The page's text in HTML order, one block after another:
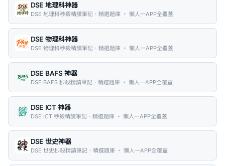
DSE 地理科神器
DSE 地理科秒殺精讀筆記．精選題庫 ・ 懶人一APP全覆蓋
DSE 物理科神器
DSE 物理科秒殺精讀筆記．精選題庫 ・ 懶人一APP全覆蓋
DSE BAFS 神器
DSE BAFS 秒殺精讀筆記．精選題庫 ・ 懶人一APP全覆蓋
DSE ICT 神器
DSE ICT 秒殺精讀筆記．精選題庫 ・ 懶人一APP全覆蓋
DSE 世史神器
DSE 世史秒殺精讀筆記．精選題庫 ・ 懶人一APP全覆蓋